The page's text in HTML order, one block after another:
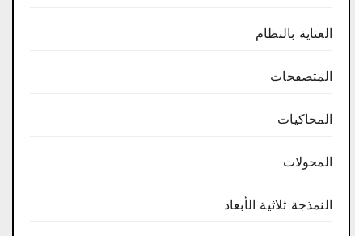
العناية بالنظام
المتصفحات
المحاكيات
المحولات
النمذجة ثلاثية الأبعاد